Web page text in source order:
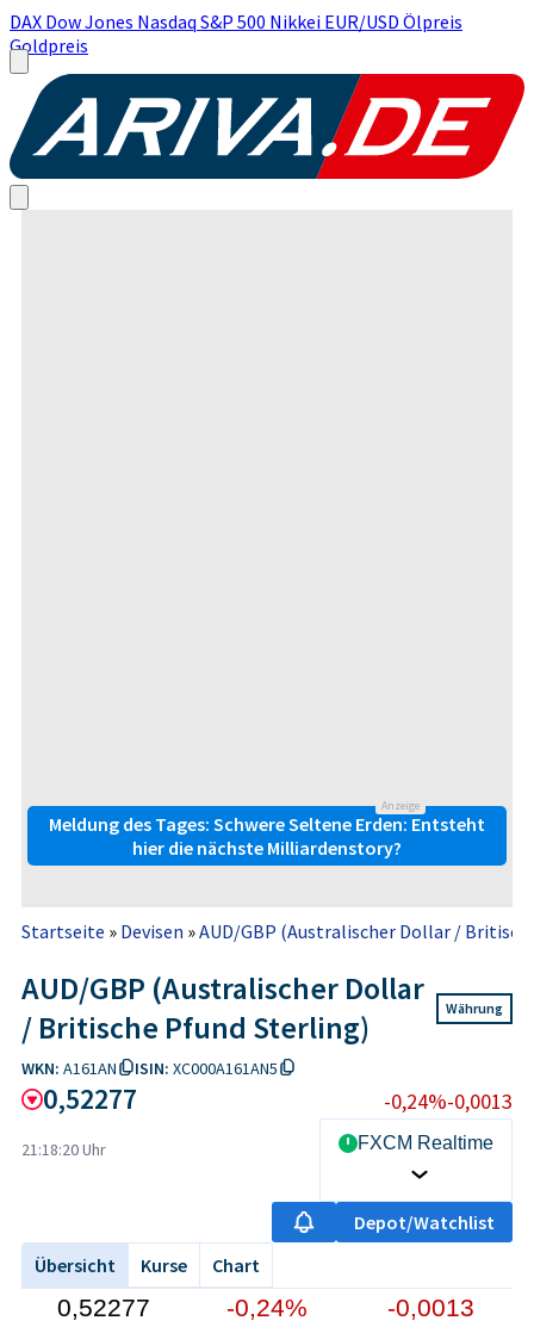
DAX Dow Jones Nasdaq S&P 500 Nikkei EUR/USD Ölpreis
Goldpreis
Anzeige
Meldung des Tages: Schwere Seltene Erden: Entsteht
hier die nächste Milliardenstory?
Startseite » Devisen »AUD/GBP (Australischer Dollar /
AUD/GBP (Australischer Dollar
/ Britische Pfund Sterling)
Währung
WKN: A161AN ISIN: XC000A161AN5
0,52277 -0,24%-0,0013
21:18:20 Uhr FXCM Realtime
Depot/Watchlist
Übersicht
Kurse Chart
0,52277 -0,24% -0,0013